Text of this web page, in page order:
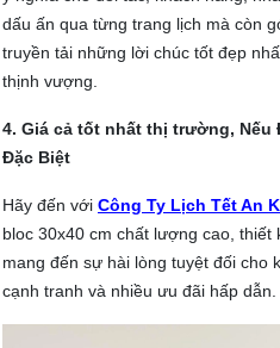
dấu ấn qua từng trang lịch mà còn
truyền tải những lời chúc tốt đẹp
thịnh vượng.
4. Giá cả tốt nhất thị trường, Nếu
Đặc Biệt
Hãy đến với Công Ty Lịch Tết An
bloc 30x40 cm chất lượng cao,
mang đến sự hài lòng tuyệt đối cho
cạnh tranh và nhiều ưu đãi hấp dẫn.